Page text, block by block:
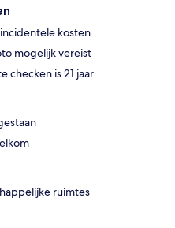
kosten
mogelijk vereist
checken is 21 jaar
ruimtes